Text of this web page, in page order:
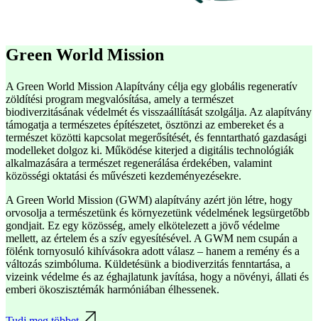
Green World Mission
A Green World Mission Alapítvány célja egy globális regeneratív
zöldítési program megvalósítása, amely a természet
biodiverzitásának védelmét és visszaállítását szolgálja. Az alapítvány
támogatja a természetes építészetet, ösztönzi az embereket és a
természet közötti kapcsolat megerősítését, és fenntartható gazdasági
modelleket dolgoz ki. Működése kiterjed a digitális technológiák
alkalmazására a természet regenerálása érdekében, valamint
közösségi oktatási és művészeti kezdeményezésekre.
A Green World Mission (GWM) alapítvány azért jön létre, hogy
orvosolja a természetünk és környezetünk védelmének legsürgetőbb
gondjait. Ez egy közösség, amely elkötelezett a jövő védelme
mellett, az értelem és a szív egyesítésével. A GWM nem csupán a
fölénk tornyosuló kihívásokra adott válasz – hanem a remény és a
változás szimbóluma. Küldetésünk a biodiverzitás fenntartása, a
vizeink védelme és az éghajlatunk javítása, hogy a növényi, állati és
emberi ökoszisztémák harmóniában élhessenek.